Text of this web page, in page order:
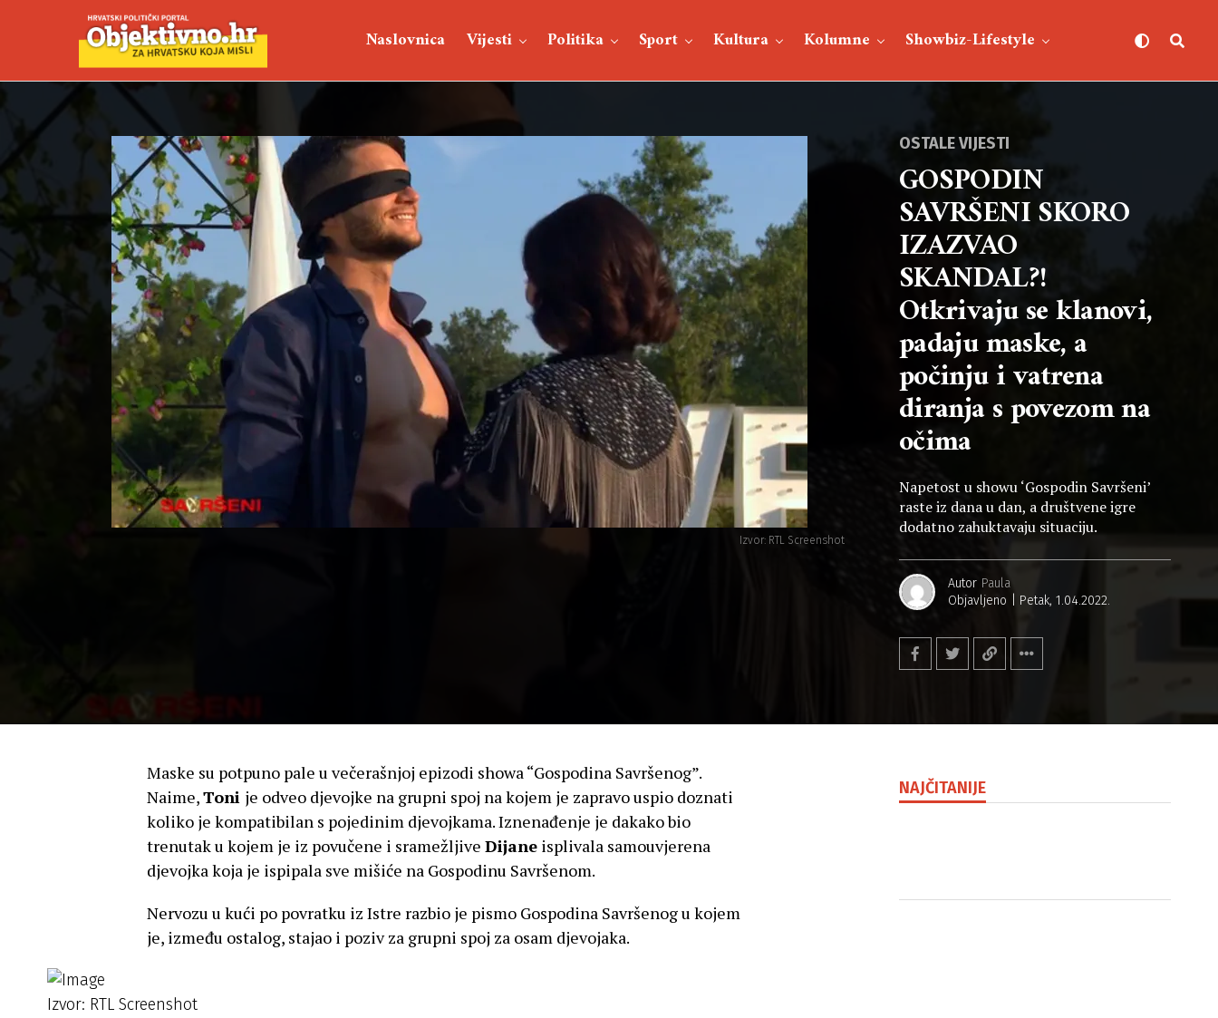
Naslovnica Vijesti Politika Sport Kultura Kolumne Showbiz-Lifestyle
Izvor: RTL Screenshot
OSTALE VIJESTI
GOSPODIN
SAVRŠENI SKORO
IZAZVAO
SKANDAL?!
Otkrivaju se klanovi,
padaju maske, a
počinju i vatrena
diranja s povezom na
očima
Napetost u showu ‘Gospodin Savršeni’
raste iz dana u dan, a društvene igre
dodatno zahuktavaju situaciju.
Autor Paula
Objavljeno
Petak, 1.04.2022.
Maske su potpuno pale u večerašnjoj epizodi showa “Gospodina Savršenog”.
Naime,Toni je odveo djevojke na grupni spoj na kojem je zapravo uspio doznati
koliko je kompatibilan s pojedinim djevojkama. Iznenađenje je dakako bio
trenutak u kojem je iz povučene i sramežljive Dijane isplivala samouvjerena
djevojka koja je ispipala sve mišiće na Gospodinu Savršenom.
Nervozu u kući po povratku iz Istre razbio je pismo Gospodina Savršenog u kojem
je, između ostalog, stajao i poziv za grupni spoj za osam djevojaka.
Izvor: RTL Screenshot
NAJČITANIJE